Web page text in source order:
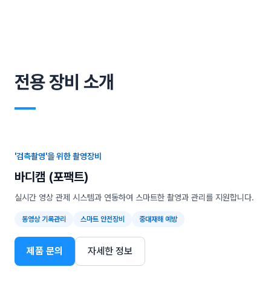
전용 장비 소개
―
'검측촬영'을 위한 촬영장비
바디캠 (포팩트)
실시간 영상 관제 시스템과 연동하여 스마트한 촬영과 관리를 지원합니다.
동영상 기록관리 스마트 안전장비 중대재해 예방
제품 문의 자세한 정보